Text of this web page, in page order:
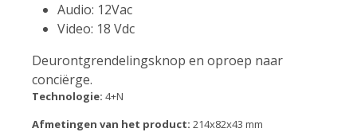
Audio: 12Vac
Video: 18 Vdc
Deurontgrendelingsknop en oproep naar
conciërge.
Technologie: 4+N
Afmetingen van het product: 214x82x43 mm